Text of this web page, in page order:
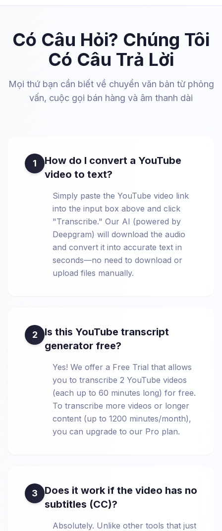
Có Câu Hỏi? Chúng Tôi
Có Câu Trả Lời
Mọi thứ bạn cần biết về chuyển văn bản từ phỏng
vấn, cuộc gọi bán hàng và âm thanh dài
1
How do I convert a YouTube
video to text?
Simply paste the YouTube video link
into the input box above and click
"Transcribe." Our AI (powered by
Deepgram) will download the audio
and convert it into accurate text in
seconds—no need to download or
upload files manually.
2
Is this YouTube transcript
generator free?
Yes! We offer a Free Trial that allows
you to transcribe 2 YouTube videos
(each up to 60 minutes long) for free.
To transcribe more videos or longer
content (up to 1200 minutes/month),
you can upgrade to our Pro plan.
3
Does it work if the video has no
subtitles (CC)?
Absolutely. Unlike other tools that just